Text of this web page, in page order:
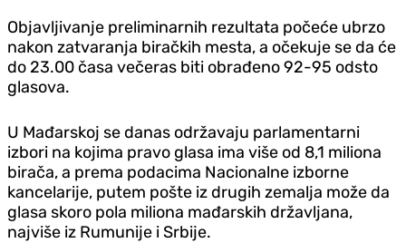
Objavljivanje preliminarnih rezultata počeće ubrzo
nakon zatvaranja biračkih mesta, a očekuje se da će
do 23.00 časa večeras biti obrađeno 92-95 odsto
glasova.
U Mađarskoj se danas održavaju parlamentarni
izbori na kojima pravo glasa ima više od 8,1 miliona
birača, a prema podacima Nacionalne izborne
kancelarije, putem pošte iz drugih zemalja može da
glasa skoro pola miliona mađarskih državljana,
najviše iz Rumunije i Srbije.